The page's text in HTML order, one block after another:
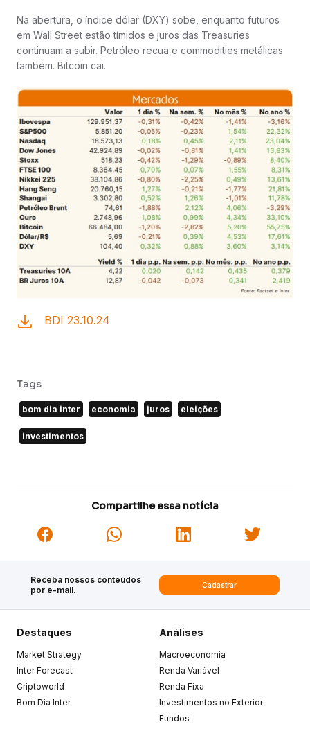
Na abertura, o índice dólar (DXY) sobe, enquanto futuros
em Wall Street estão tímidos e juros das Treasuries
continuam a subir. Petróleo recua e commodities metálicas
também. Bitcoin cai.
BDI 23.10.24
Tags
bom dia inter economia juros eleições
investimentos
Compartilhe essa notícia
Receba nossos conteúdos
por e-mail.
Cadastrar
Destaques
Market Strategy
Inter Forecast
Criptoworld
Bom Dia Inter
Análises
Macroeconomia
Renda Variável
Renda Fixa
Investimentos no Exterior
Fundos